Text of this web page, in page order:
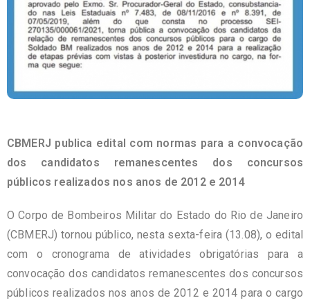
CBMERJ publica edital com normas para a convocação
dos candidatos remanescentes dos concursos
públicos realizados nos anos de 2012 e 2014
O Corpo de Bombeiros Militar do Estado do Rio de Janeiro
(CBMERJ) tornou público, nesta sexta-feira (13.08), o edital
com o cronograma de atividades obrigatórias para a
convocação dos candidatos remanescentes dos concursos
públicos realizados nos anos de 2012 e 2014 para o cargo